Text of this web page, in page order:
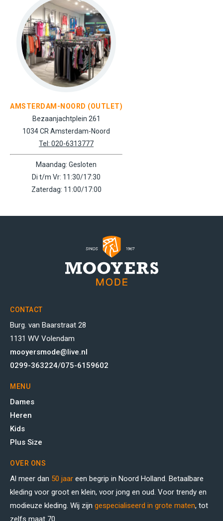
AMSTERDAM-NOORD (OUTLET)
Bezaanjachtplein 261
1034 CR Amsterdam-Noord
Tel: 020-6313777
Maandag: Gesloten
Di t/m Vr: 11:30/17:30
Zaterdag: 11:00/17:00
CONTACT
Burg. van Baarstraat 28
1131 WV Volendam
mooyersmode@live.nl
0299-363224/075-6159602
MENU
Dames
Heren
Kids
Plus Size
OVER ONS
Al meer dan 50 jaar een begrip in Noord Holland. Betaalbare
kleding voor groot en klein, voor jong en oud. Voor trendy en
modieuze kleding. Wij zijn gespecialiseerd in grote maten, tot
zelfs maat 70.